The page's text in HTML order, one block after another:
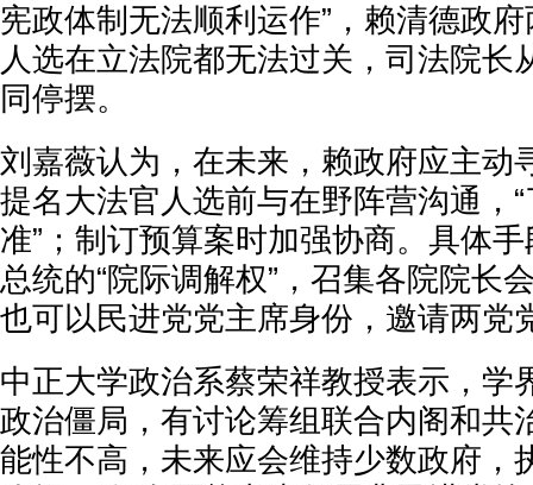
宪政体制无法顺利运作”，赖清德政
人选在立法院都无法过关，司法院长
同停摆。
刘嘉薇认为，在未来，赖政府应主动
提名大法官人选前与在野阵营沟通，
准”；制订预算案时加强协商。具体
总统的“院际调解权”，召集各院院长
也可以民进党党主席身份，邀请两党
中正大学政治系蔡荣祥教授表示，学
政治僵局，有讨论筹组联合内阁和共
能性不高，未来应会维持少数政府，